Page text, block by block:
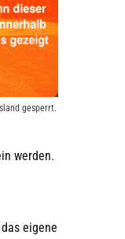
gesperrt.
werden.
eigene